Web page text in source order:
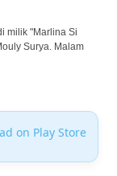
milik "Marlina Si
Surya. Malam